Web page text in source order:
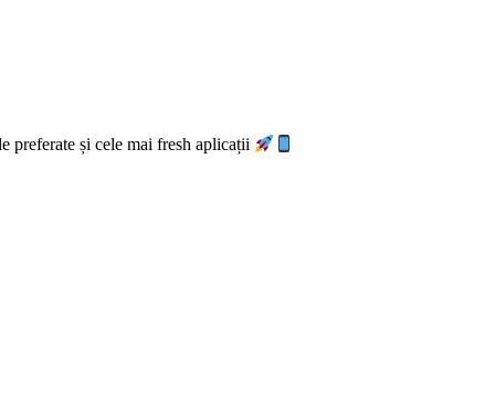
preferate și cele mai fresh aplicații